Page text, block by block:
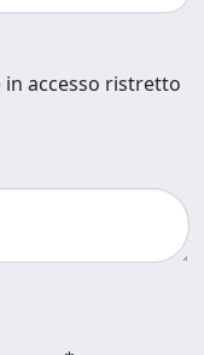
accesso ristretto